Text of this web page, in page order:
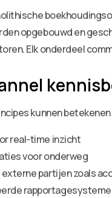
opgebouwd en
Elk onderdeel
kunnen
real-time inzicht
voor onderweg
partijen zoals